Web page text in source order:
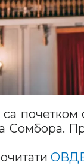
са
Сомбора.